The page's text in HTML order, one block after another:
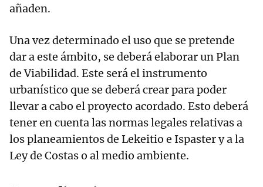
añaden.
Una vez determinado el uso que se pretende
dar a este ámbito, se deberá elaborar un Plan
de Viabilidad. Este será el instrumento
urbanístico que se deberá crear para poder
llevar a cabo el proyecto acordado. Esto deberá
tener en cuenta las normas legales relativas a
los planeamientos de Lekeitio e Ispaster y a la
Ley de Costas o al medio ambiente.